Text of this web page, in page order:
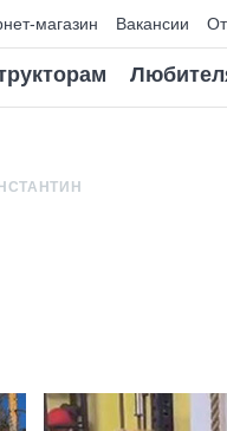
магазин Вакансии